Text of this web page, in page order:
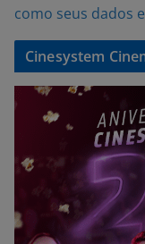
como seus dados
Cinesystem